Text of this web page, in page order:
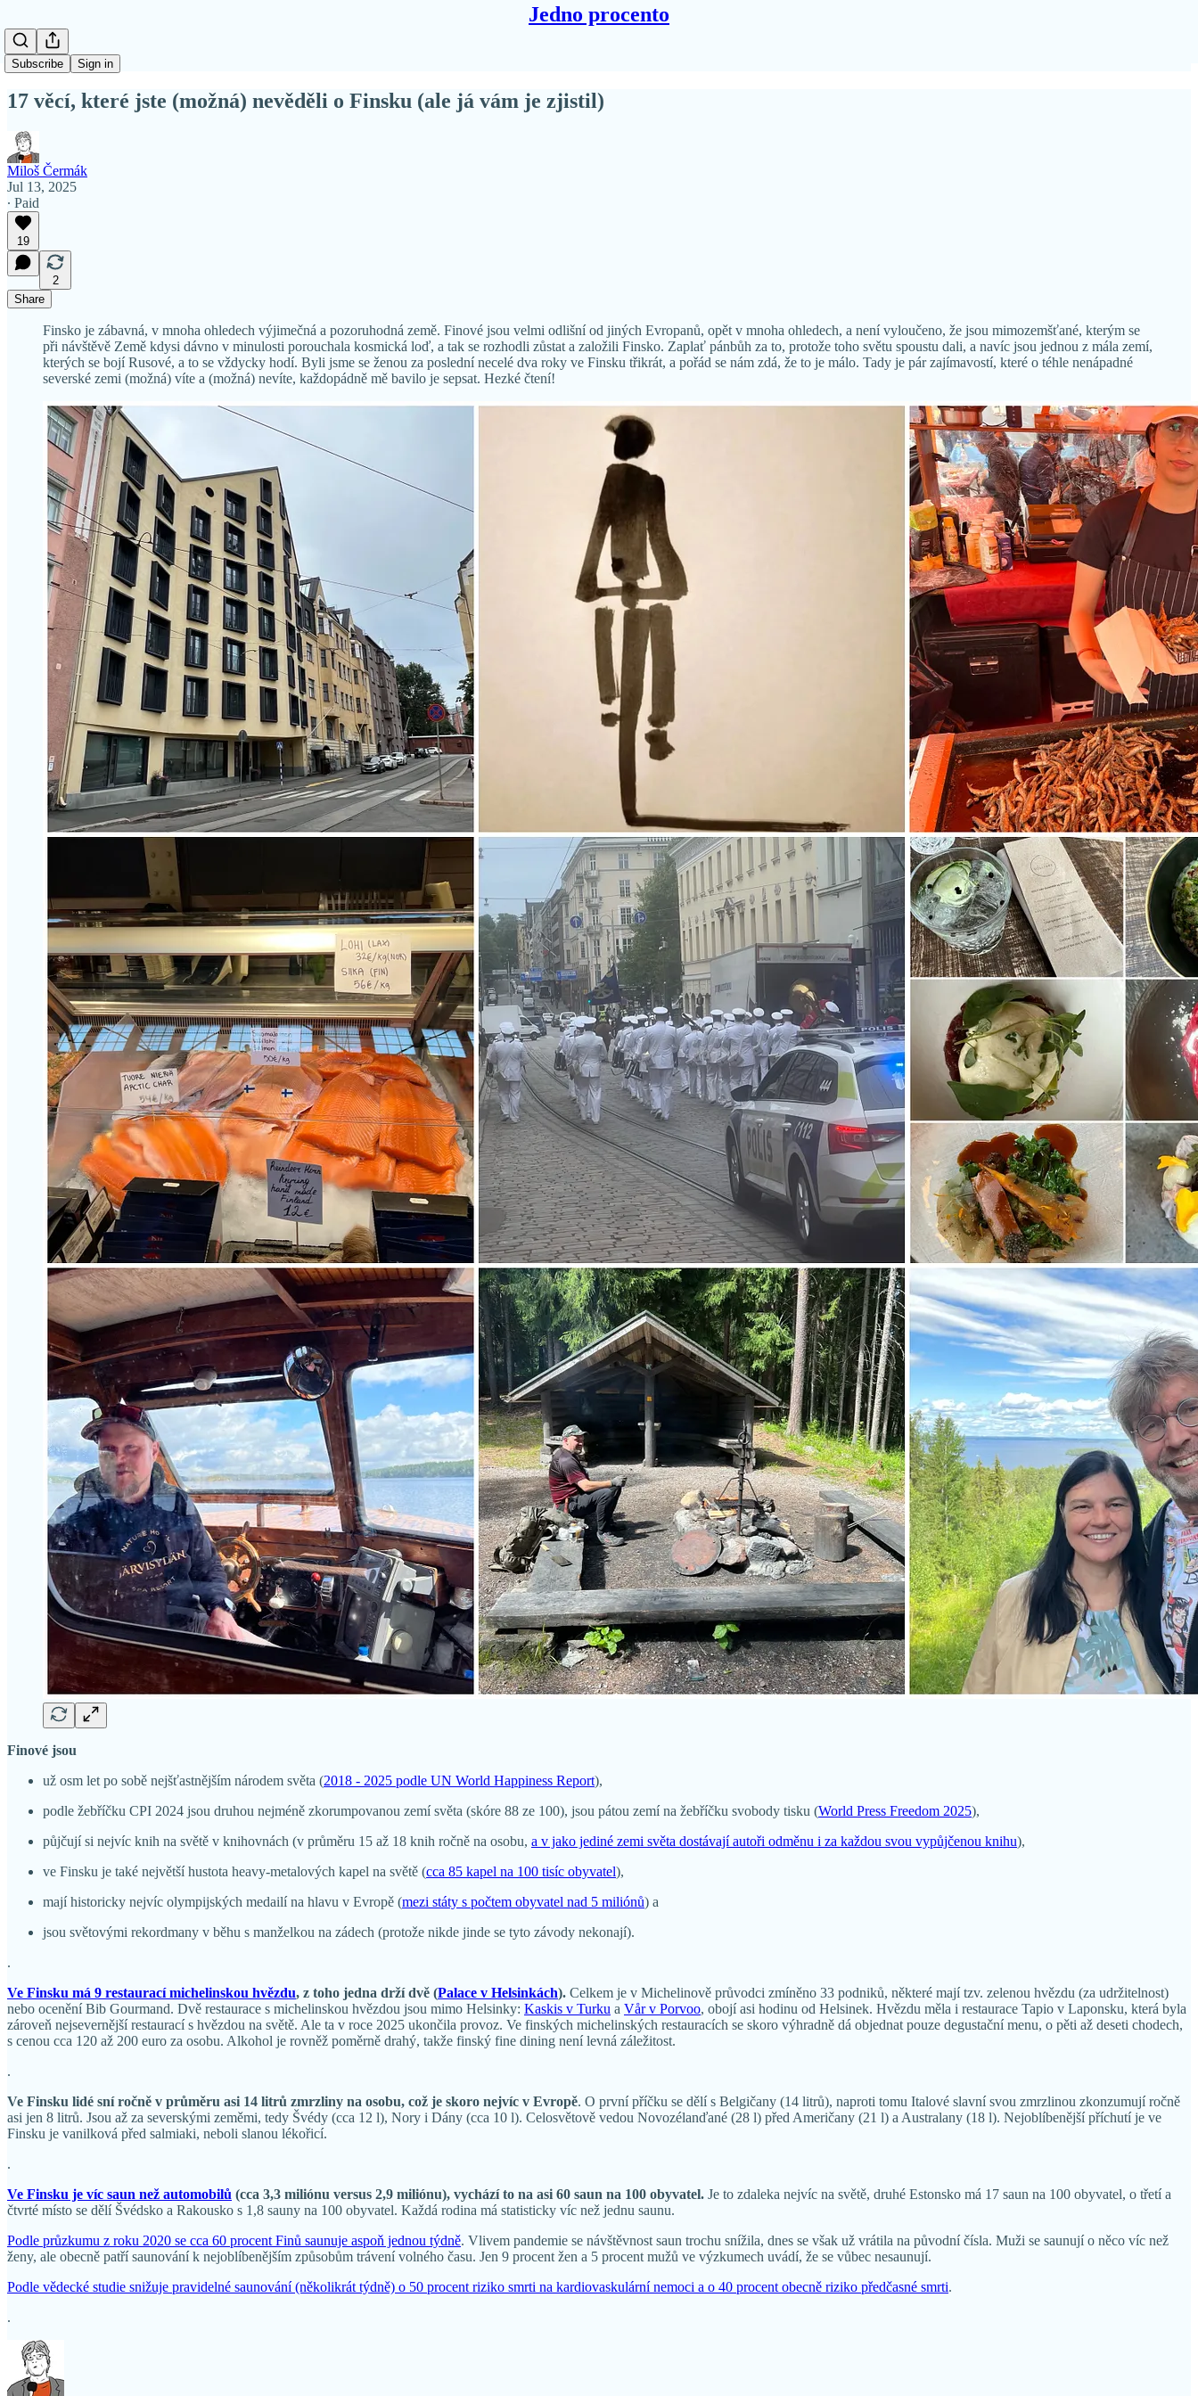
Jedno procento
Subscribe Sign in
17 věcí, které jste (možná) nevěděli o Finsku (ale já vám je zjistil)
Miloš Čermák
Jul 13, 2025
∙ Paid
19
2
Share
Finsko je zábavná, v mnoha ohledech výjimečná a pozoruhodná země. Finové jsou velmi odlišní od jiných Evropanů, opět v mnoha ohledech, a není vyloučeno, že jsou mimozemšťané, kterým se
při návštěvě Země kdysi dávno v minulosti porouchala kosmická loď, a tak se rozhodli zůstat a založili Finsko. Zaplať pánbůh za to, protože toho světu spoustu dali, a navíc jsou jednou z mála zemí,
kterých se bojí Rusové, a to se vždycky hodí. Byli jsme se ženou za poslední necelé dva roky ve Finsku třikrát, a pořád se nám zdá, že to je málo. Tady je pár zajímavostí, které o téhle nenápadné
severské zemi (možná) víte a (možná) nevíte, každopádně mě bavilo je sepsat. Hezké čtení!
Finové jsou
už osm let po sobě nejšťastnějším národem světa (2018 - 2025 podle UN World Happiness Report),
podle žebříčku CPI 2024 jsou druhou nejméně zkorumpovanou zemí světa (skóre 88 ze 100), jsou pátou zemí na žebříčku svobody tisku (World Press Freedom 2025),
půjčují si nejvíc knih na světě v knihovnách (v průměru 15 až 18 knih ročně na osobu, a v jako jediné zemi světa dostávají autoři odměnu i za každou svou vypůjčenou knihu),
ve Finsku je také největší hustota heavy-metalových kapel na světě (cca 85 kapel na 100 tisíc obyvatel),
mají historicky nejvíc olympijských medailí na hlavu v Evropě (mezi státy s počtem obyvatel nad 5 miliónů) a
jsou světovými rekordmany v běhu s manželkou na zádech (protože nikde jinde se tyto závody nekonají).
.
Ve Finsku má 9 restaurací michelinskou hvězdu, z toho jedna drží dvě (Palace v Helsinkách). Celkem je v Michelinově průvodci zmíněno 33 podniků, některé mají tzv. zelenou hvězdu (za udržitelnost)
nebo ocenění Bib Gourmand. Dvě restaurace s michelinskou hvězdou jsou mimo Helsinky: Kaskis v Turku a Vår v Porvoo, obojí asi hodinu od Helsinek. Hvězdu měla i restaurace Tapio v Laponsku, která byla
zároveň nejsevernější restaurací s hvězdou na světě. Ale ta v roce 2025 ukončila provoz. Ve finských michelinských restauracích se skoro výhradně dá objednat pouze degustační menu, o pěti až deseti chodech,
s cenou cca 120 až 200 euro za osobu. Alkohol je rovněž poměrně drahý, takže finský fine dining není levná záležitost.
.
Ve Finsku lidé sní ročně v průměru asi 14 litrů zmrzliny na osobu, což je skoro nejvíc v Evropě. O první příčku se dělí s Belgičany (14 litrů), naproti tomu Italové slavní svou zmrzlinou zkonzumují ročně
asi jen 8 litrů. Jsou až za severskými zeměmi, tedy Švédy (cca 12 l), Nory i Dány (cca 10 l). Celosvětově vedou Novozélanďané (28 l) před Američany (21 l) a Australany (18 l). Nejoblíbenější příchutí je ve
Finsku je vanilková před salmiaki, neboli slanou lékořicí.
.
Ve Finsku je víc saun než automobilů (cca 3,3 miliónu versus 2,9 miliónu), vychází to na asi 60 saun na 100 obyvatel. Je to zdaleka nejvíc na světě, druhé Estonsko má 17 saun na 100 obyvatel, o třetí a
čtvrté místo se dělí Švédsko a Rakousko s 1,8 sauny na 100 obyvatel. Každá rodina má statisticky víc než jednu saunu.
Podle průzkumu z roku 2020 se cca 60 procent Finů saunuje aspoň jednou týdně. Vlivem pandemie se návštěvnost saun trochu snížila, dnes se však už vrátila na původní čísla. Muži se saunují o něco víc než
ženy, ale obecně patří saunování k nejoblíbenějším způsobům trávení volného času. Jen 9 procent žen a 5 procent mužů ve výzkumech uvádí, že se vůbec nesaunují.
Podle vědecké studie snižuje pravidelné saunování (několikrát týdně) o 50 procent riziko smrti na kardiovaskulární nemoci a o 40 procent obecně riziko předčasné smrti.
.